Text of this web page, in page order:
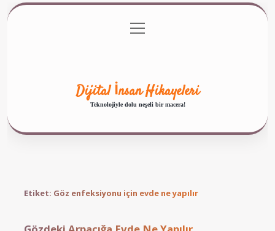
Gizlilik Politikası
menüyü
aç
Dijital İnsan Hikayeleri
Teknolojiyle dolu neşeli bir macera!
Etiket: Göz enfeksiyonu için evde ne yapılır